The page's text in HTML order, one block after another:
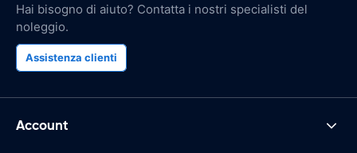
Hai bisogno di aiuto? Contatta i nostri specialisti del
noleggio.
Assistenza clienti
Account